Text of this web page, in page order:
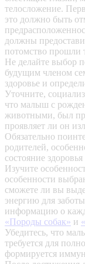
телосложение.
это должно быть
должны
потомство прошли
Не делайте выбор
будущим членом
здоровье и
Уточните,
что малыш с
животными, был
проявляет ли он
Обязательно
родителей,
состояние
Изучите
особенности
сможете ли вы
энергию для
информацию о
«Породы собак» и
Убедитесь, что
требуется для
формируется